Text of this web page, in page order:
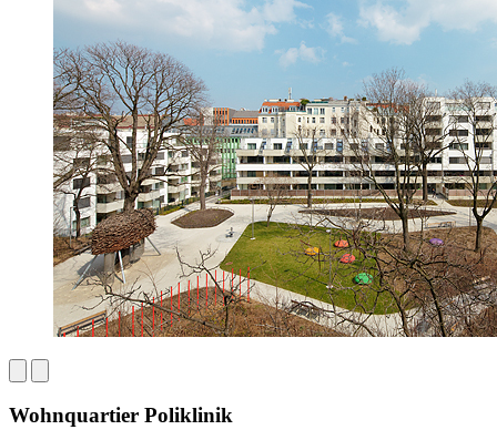
Wohnquartier Poliklinik